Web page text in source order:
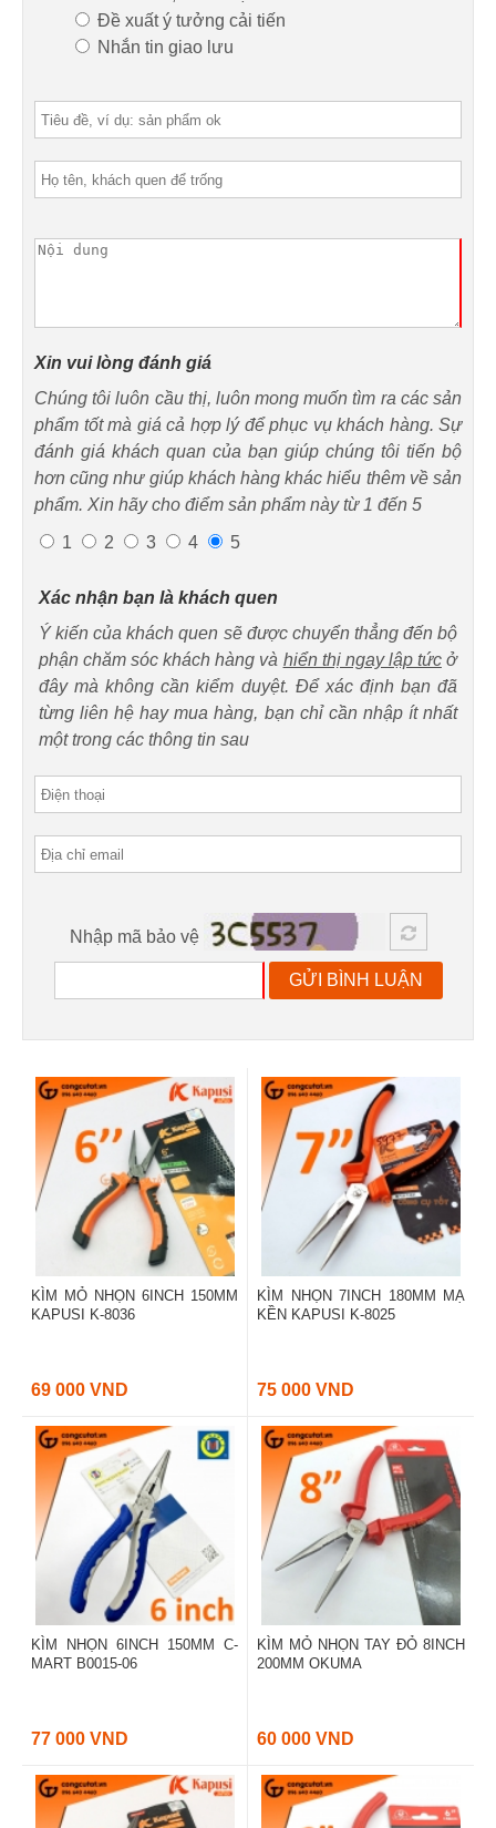
Đề xuất ý tưởng cải tiến
Nhắn tin giao lưu
Xin vui lòng đánh giá
Chúng tôi luôn cầu thị, luôn mong muốn tìm ra các sản
phẩm tốt mà giá cả hợp lý để phục vụ khách hàng. Sự
đánh giá khách quan của bạn giúp chúng tôi tiến bộ
hơn cũng như giúp khách hàng khác hiểu thêm về sản
phẩm. Xin hãy cho điểm sản phẩm này từ 1 đến 5
1
2 3 4 5
Xác nhận bạn là khách quen
Ý kiến của khách quen sẽ được chuyển thẳng đến bộ
phận chăm sóc khách hàng và hiển thị ngay lập tứcở
đây mà không cần kiểm duyệt. Để xác định bạn đã
từng liên hệ hay mua hàng, bạn chỉ cần nhập ít nhất
một trong các thông tin sau
Nhập mã bảo vệ
GỬI BÌNH LUẬN
KÌM MỎ NHỌN 6INCH 150MM
KAPUSI K-8036
69 000 VND
KÌM NHỌN 7INCH 180MM MẠ
KỀN KAPUSI K-8025
75 000 VND
KÌM NHỌN 6INCH 150MM C-
MART B0015-06
77 000 VND
KÌM MỎ NHỌN TAY ĐỎ 8INCH
200MM OKUMA
60 000 VND